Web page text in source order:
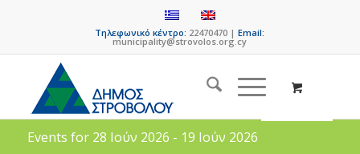
Τηλεφωνικό κέντρο: 22470470 |Email:
municipality@strovolos.org.cy
Events for 28 Ιούν 2026 - 19 Ιούν 2026